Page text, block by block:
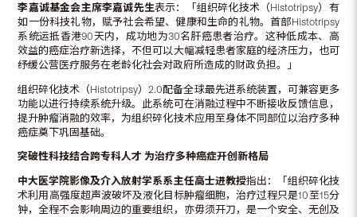
李嘉诚基金会主席李嘉诚先生表示：「组织碎化技术（Histotripsy）有
如一份科技礼物，赋予社会希望、健康和生命的礼物。首部Histotripsy
系统运抵香港90天内，成功地为30名肝癌患者治疗。这种低成本、高
效益的癌症治疗新选择，不但可以大幅减轻患者家庭的经济压力，也可
纾缓公营医疗服务在老龄化社会对政府所造成的财政负担。」
组织碎化技术（Histotripsy）2.0配备全球最先进系统装置，可兼容更多
功能以进行持续系统升级。此系统可在消融过程中不断接收反馈信息，
提升肿瘤消融的效率，为组织碎化技术应用至身体不同部位以治疗多种
癌症奠下巩固基础。
突破性科技结合跨专科人才 为治疗多种癌症开创新格局
中大医学院影像及介入放射学系系主任高士进教授指出：「组织碎化技
术利用高强度超声波破坏及液化目标肿瘤细胞，治疗过程只是10至15分
钟，全程不会影响周边的重要组织，亦毋须开刀，是一个安全、无创及